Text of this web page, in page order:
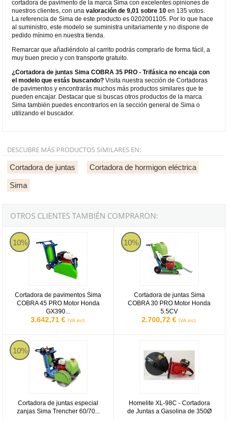
cortadora de pavimento de la marca Sima con excelentes opiniones de
nuestros clientes, con unavaloración de 9,01 sobre 10 en 135 votos.
La referencia de Sima de este producto es 0202001105. Por lo que hace
al suministro, este modelo se suministra unitariamente y no dispone de
pedido mínimo en nuestra tienda.
Remarcar que añadiéndolo al carrito podrás comprarlo de forma fácil, a
muy buen precio y con transporte gratuito.
¿Cortadora de juntas Sima COBRA 35 PRO - Trifásica no encaja con
el modelo que estás buscando? Visita nuestra sección de Cortadoras
de pavimentos y encontrarás muchos más productos similares que te
pueden encajar. Destacar que si buscas otros productos de la marca
Sima también puedes encontrarlos en la sección general de Sima o
utilizando el buscador.
DESCUBRE MÁS PRODUCTOS SIMILARES EN:
Cortadora de juntas Cortadora de hormigon eléctrica
Sima
OTROS CLIENTES TAMBIÉN COMPRARON:
10%
Cortadora de pavimentos Sima
COBRA 45 PRO Motor Honda
GX390...
3.642,71 € IVA incl.
Cortadora de pavimentos Sima COBRA 45 PRO Motor Honda
10%
Cortadora de juntas Sima
COBRA 30 PRO Motor Honda
5.5CV
2.700,72 € IVA incl.
Cortadora de juntas Sima
10%
Cortadora de juntas especial
zanjas Sima Trencher 60/70...
Cortadora de juntas especial zanjas Sima Trencher 60/70 Motor
Homelite XL-98C - Cortadora
de Juntas a Gasolina de 350Ø